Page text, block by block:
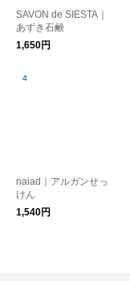
SAVON de SIESTA｜
あずき石鹸
1,650円
naiad｜アルガンせっ
けん
1,540円